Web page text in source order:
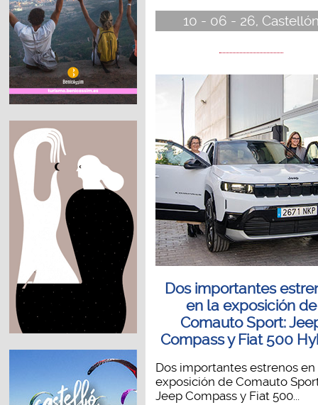
10 - 06 - 26,
Dos importantes
en la exposición de
Comauto Sport:
Compass y Fiat 500
Dos importantes estrenos en
exposición de Comauto
Jeep Compass y Fiat 500...